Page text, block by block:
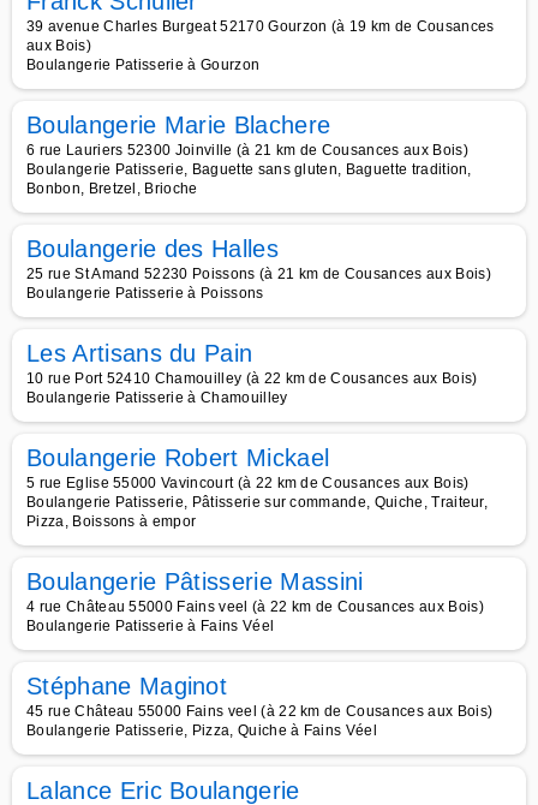
39 avenue Charles Burgeat 52170 Gourzon (à 19 km de Cousances
aux Bois)
Boulangerie Patisserie à Gourzon
Boulangerie Marie Blachere
6 rue Lauriers 52300 Joinville (à 21 km de Cousances aux Bois)
Boulangerie Patisserie, Baguette sans gluten, Baguette tradition,
Bonbon, Bretzel, Brioche
Boulangerie des Halles
25 rue St Amand 52230 Poissons (à 21 km de Cousances aux Bois)
Boulangerie Patisserie à Poissons
Les Artisans du Pain
10 rue Port 52410 Chamouilley (à 22 km de Cousances aux Bois)
Boulangerie Patisserie à Chamouilley
Boulangerie Robert Mickael
5 rue Eglise 55000 Vavincourt (à 22 km de Cousances aux Bois)
Boulangerie Patisserie, Pâtisserie sur commande, Quiche, Traiteur,
Pizza, Boissons à empor
Boulangerie Pâtisserie Massini
4 rue Château 55000 Fains veel (à 22 km de Cousances aux Bois)
Boulangerie Patisserie à Fains Véel
Stéphane Maginot
45 rue Château 55000 Fains veel (à 22 km de Cousances aux Bois)
Boulangerie Patisserie, Pizza, Quiche à Fains Véel
Lalance Eric Boulangerie